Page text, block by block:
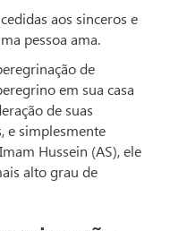
aos sinceros e
pessoa ama.
de
em sua casa
de suas
e simplesmente
Hussein (AS), ele
alto grau de